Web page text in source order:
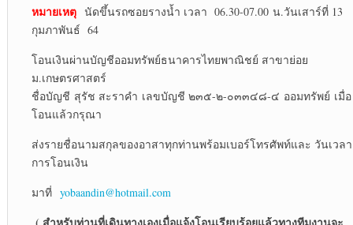
หมายเหตุนัดขึ้นรถซอยรางน้ำ เวลา 06.30-07.00 น.วันเสาร์ที่ 13
กุมภาพันธ์ 64
โอนเงินผ่านบัญชีออมทรัพย์ธนาคารไทยพาณิชย์ สาขาย่อย
ม.เกษตรศาสตร์
ชื่อบัญชี สุรัช สะราคำ เลขบัญชี ๒๓๕-๒-๐๓๓๔๘-๔ ออมทรัพย์ เมื่อ
โอนแล้วกรุณา
ส่งรายชื่อนามสกุลของอาสาทุกท่านพร้อมเบอร์โทรศัพท์และ วันเวลา
การโอนเงิน
มาที่ yobaandin@hotmail.com